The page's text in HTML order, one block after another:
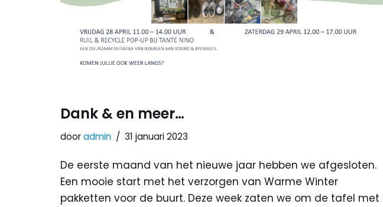
Dank & en meer…
dooradmin 31 januari 2023
De eerste maand van het nieuwe jaar hebben we afgesloten.
Een mooie start met het verzorgen van Warme Winter
pakketten voor de buurt. Deze week zaten we om de tafel met